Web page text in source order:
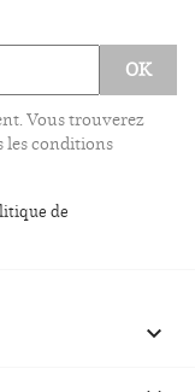
Vous trouverez
les conditions
de
